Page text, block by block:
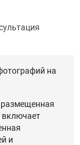
на
включает
и